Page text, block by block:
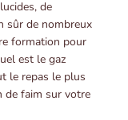
de
sûr de nombreux
formation pour
est le gaz
le repas le plus
de faim sur votre